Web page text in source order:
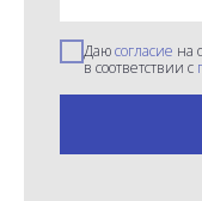
Даюсогласие на
в соответствии с